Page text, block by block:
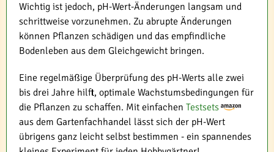
Wichtig ist jedoch, pH-Wert-Änderungen langsam und
schrittweise vorzunehmen. Zu abrupte Änderungen
können Pflanzen schädigen und das empfindliche
Bodenleben aus dem Gleichgewicht bringen.
Eine regelmäßige Überprüfung des pH-Werts alle zwei
bis drei Jahre hilft, optimale Wachstumsbedingungen für
die Pflanzen zu schaffen. Mit einfachen Testsets
aus dem Gartenfachhandel lässt sich der pH-Wert
übrigens ganz leicht selbst bestimmen - ein spannendes